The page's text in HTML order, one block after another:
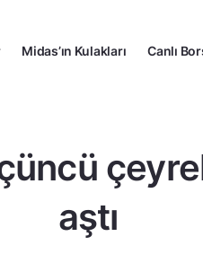
Midas’ın Kulakları Canlı
aştı